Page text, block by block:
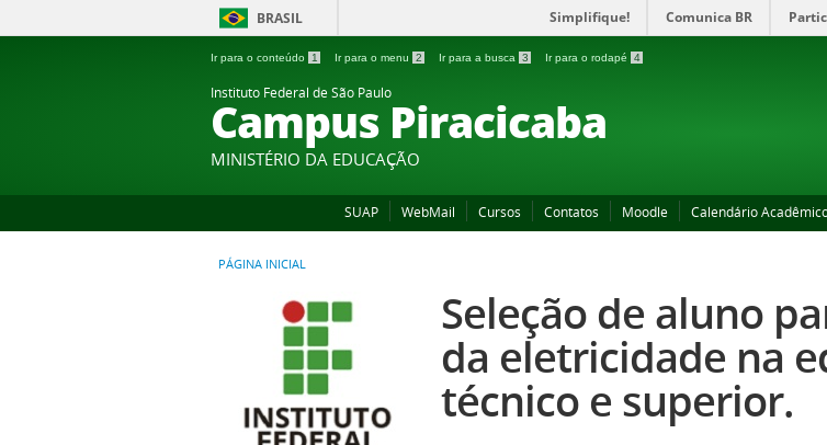
BRASIL Simplifique! Comunica BR
Ir para o conteúdo 1 Ir para o menu 2 Ir para a busca 3 Ir para o rodapé 4
Instituto Federal de São Paulo
Campus Piracicaba
MINISTÉRIO DA EDUCAÇÃO
SUAP WebMail Cursos Contatos Moodle Calendário
PÁGINA INICIAL
Seleção de aluno
da eletricidade na
técnico e superior.